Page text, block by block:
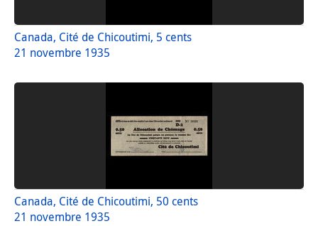
Canada, Cité de Chicoutimi, 5 cents
21 novembre 1935
Canada, Cité de Chicoutimi, 50 cents
21 novembre 1935